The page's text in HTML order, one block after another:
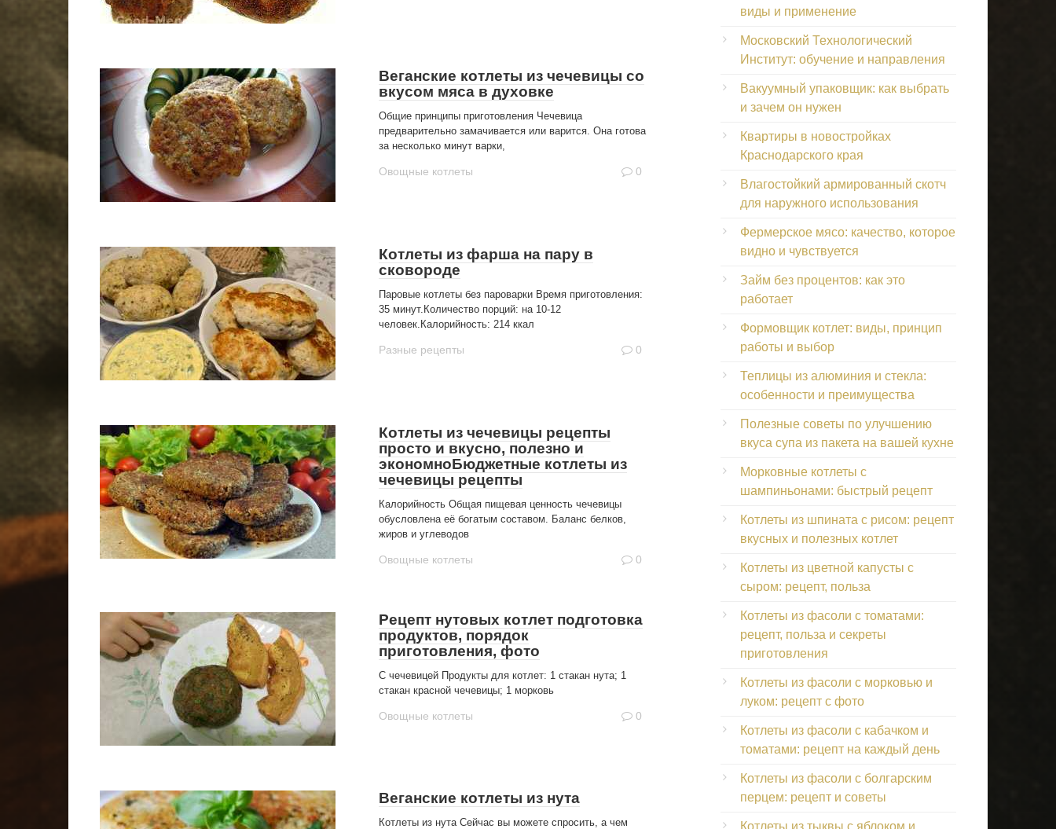
Веганские котлеты из чечевицы со
вкусом мяса в духовке
Общие принципы приготовления Чечевица
предварительно замачивается или варится. Она готова
за несколько минут варки,
Овощные котлеты 0
Котлеты из фарша на пару в
сковороде
Паровые котлеты без пароварки Время приготовления:
35 минут.Количество порций: на 10-12
человек.Калорийность: 214 ккал
Разные рецепты 0
Котлеты из чечевицы рецепты
просто и вкусно, полезно и
экономноБюджетные котлеты из
чечевицы рецепты
Калорийность Общая пищевая ценность чечевицы
обусловлена её богатым составом. Баланс белков,
жиров и углеводов
Овощные котлеты 0
Рецепт нутовых котлет подготовка
продуктов, порядок
приготовления, фото
С чечевицей Продукты для котлет: 1 стакан нута; 1
стакан красной чечевицы; 1 морковь
Овощные котлеты 0
Веганские котлеты из нута
Котлеты из нута Сейчас вы можете спросить, а чем
виды и применение
Московский Технологический
Институт: обучение и направления
Вакуумный упаковщик: как выбрать
и зачем он нужен
Квартиры в новостройках
Краснодарского края
Влагостойкий армированный скотч
для наружного использования
Фермерское мясо: качество, которое
видно и чувствуется
Займ без процентов: как это
работает
Формовщик котлет: виды, принцип
работы и выбор
Теплицы из алюминия и стекла:
особенности и преимущества
Полезные советы по улучшению
вкуса супа из пакета на вашей кухне
Морковные котлеты с
шампиньонами: быстрый рецепт
Котлеты из шпината с рисом: рецепт
вкусных и полезных котлет
Котлеты из цветной капусты с
сыром: рецепт, польза
Котлеты из фасоли с томатами:
рецепт, польза и секреты
приготовления
Котлеты из фасоли с морковью и
луком: рецепт с фото
Котлеты из фасоли с кабачком и
томатами: рецепт на каждый день
Котлеты из фасоли с болгарским
перцем: рецепт и советы
Котлеты из тыквы с яблоком и